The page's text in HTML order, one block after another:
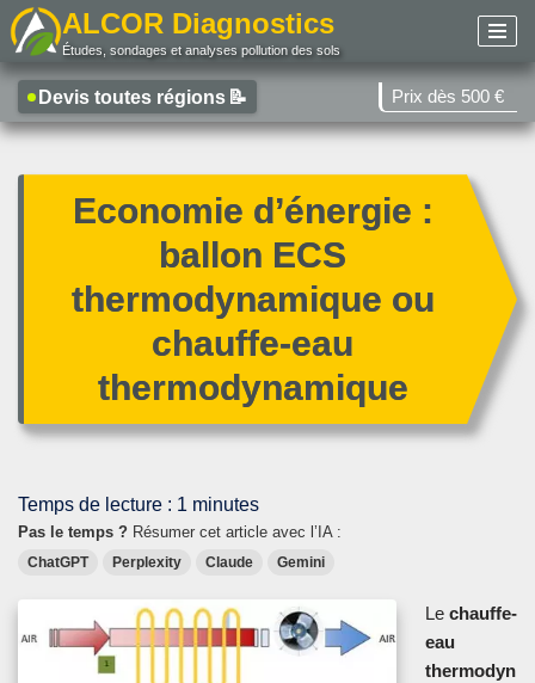
au
contenu
ALCOR Diagnostics
Études, sondages et analyses pollution des sols
Devis toutes régions 📝 Prix dès 500 €
Economie d’énergie :
ballon ECS
thermodynamique ou
chauffe-eau
thermodynamique
Temps de lecture : 1 minutes
Pas le temps ? Résumer cet article avec l’IA :
ChatGPT Perplexity Claude Gemini
Le chauffe-
eau
thermodyn